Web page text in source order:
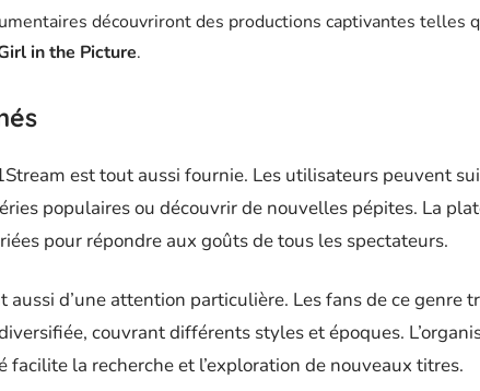
découvriront des productions captivantes telles
in the Picture.
est tout aussi fournie. Les utilisateurs peuvent
populaires ou découvrir de nouvelles pépites. La
pour répondre aux goûts de tous les spectateurs.
aussi d’une attention particulière. Les fans de ce genre
couvrant différents styles et époques.
facilite la recherche et l’exploration de nouveaux titres.